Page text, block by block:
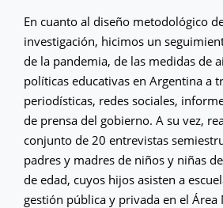
En cuanto al diseño metodológico
investigación, hicimos un
de la pandemia, de las medidas de
políticas educativas en Argentina a
periodísticas, redes sociales,
de prensa del gobierno. A su vez,
conjunto de 20 entrevistas
padres y madres de niños y niñas
de edad, cuyos hijos asisten a
gestión pública y privada en el